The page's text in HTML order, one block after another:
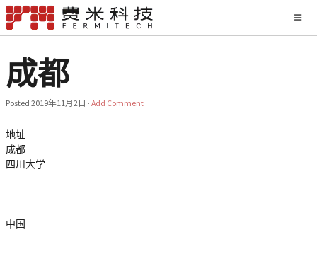
成都
Posted 2019年11月2日 · Add Comment
地址
成都
四川大学
中国